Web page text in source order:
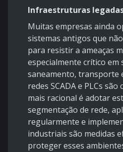
Infraestruturas
Muitas empresas ainda
sistemas antigos que
para resistir a ameaças
especialmente crítico em
saneamento, transporte
redes SCADA e PLCs
mais racional é adotar
segmentação de rede,
regularmente e
industriais são medidas
proteger esses